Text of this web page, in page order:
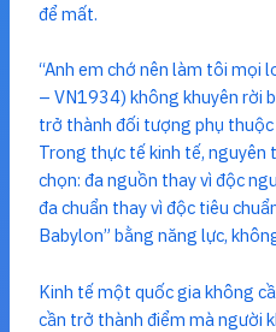
để mất.
“Anh em chớ nên làm tôi mọi
– VN1934) không khuyên rời
trở thành đối tượng phụ
Trong thực tế kinh tế, nguyên
chọn: đa nguồn thay vì độc
đa chuẩn thay vì độc tiêu
Babylon” bằng năng lực,
Kinh tế một quốc gia không
cần trở thành điểm mà người